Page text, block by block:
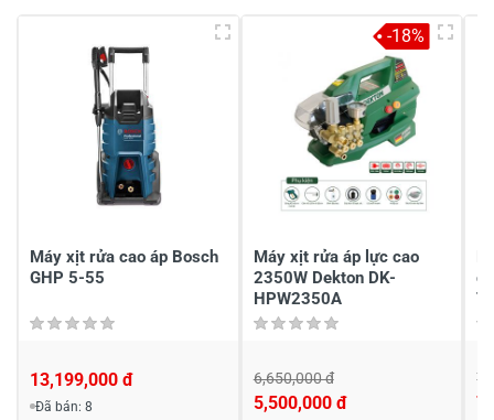
Máy xịt rửa cao áp Bosch
GHP 5-55
13,199,000 đ
Đã bán: 8
Máy xịt rửa áp lực cao
2350W Dekton DK-
HPW2350A
6,650,000 đ
5,500,000 đ
-18%